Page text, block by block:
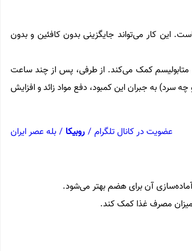
این کار می‌تواند جایگزینی بدون کافئین و بدون
کمک می‌کند. از طرفی، پس از چند ساعت
سرد) به جبران این کمبود، دفع مواد زائد و افزایش
عضویت در کانال تلگرام / روبیکا / بله عصر ایران
آن برای هضم بهتر می‌شود.
مصرف غذا کمک کند.